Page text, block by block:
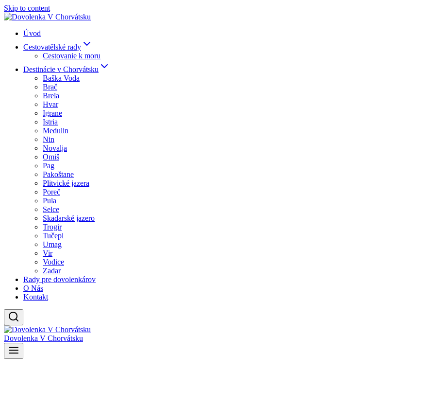
Skip to content
Úvod
Cestovatělské rady
Cestovanie k moru
Destinácie v Chorvátsku
Baška Voda
Brač
Brela
Hvar
Igrane
Istria
Medulin
Nin
Novalja
Omiš
Pag
Pakoštane
Plitvické jazera
Poreč
Pula
Selce
Skadarské jazero
Trogir
Tučepi
Umag
Vir
Vodice
Zadar
Rady pre dovolenkárov
O Nás
Kontakt
Dovolenka V Chorvátsku